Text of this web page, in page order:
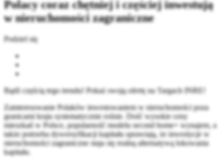
Polacy coraz chętniej i częściej inwestują
w nieruchomości zagraniczne
Podziel się
Bądź częścią tego trendu! Pokaż swoją ofertę na Targach INRE!
Zainteresowanie Polaków inwestowaniem w nieruchomości poza
granicami kraju systematycznie rośnie. Dość wysokie ceny
mieszkań w Polsce, popularność modelu second home+ wynajem, a
także potrzeba dywersyfikacji kapitału sprawiają, że inwestycje w
nieruchomości zagraniczne staja się realną alternatywą lokowania
kapitału.